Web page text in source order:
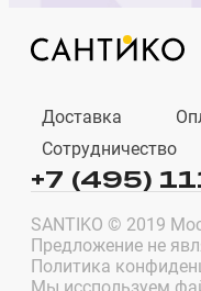
Доставка
Сотрудничество
+7 (495)
SANTIKO © 2019
Предложение не
Политика